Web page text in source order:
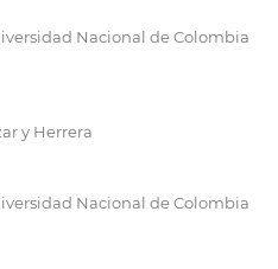
Nacional de Colombia
y Herrera
Nacional de Colombia